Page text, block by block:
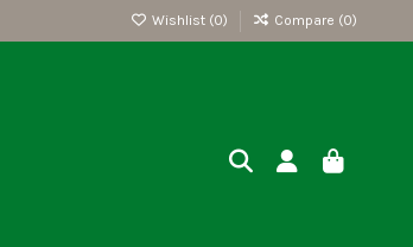
Wishlist (0) Compare (0)